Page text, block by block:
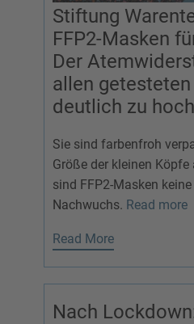
Stiftung
FFP2-Masken
Der
allen
deutlich zu
Sie sind farbenfroh
Größe der kleinen
sind FFP2-Masken
Nachwuchs. Read more
Read More
Nach